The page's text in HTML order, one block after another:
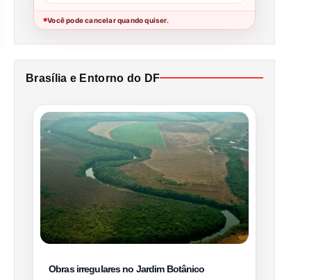
●Você pode cancelar quando quiser.
Brasília e Entorno do DF
Obras irregulares no Jardim Botânico